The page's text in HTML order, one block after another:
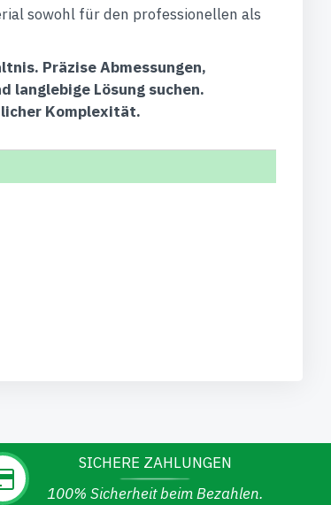
sowohl für den professionellen als
Präzise Abmessungen,
langlebige Lösung suchen.
Komplexität.
SICHERE ZAHLUNGEN
100% Sicherheit beim Bezahlen.